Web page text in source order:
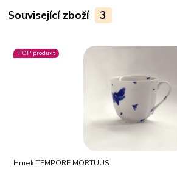
Související zboží 3
TOP produkt
Hrnek TEMPORE MORTUUS